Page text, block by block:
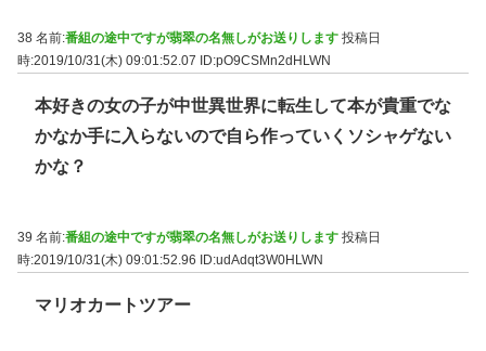
38 名前:番組の途中ですが翡翠の名無しがお送りします 投稿日
時:2019/10/31(木) 09:01:52.07 ID:pO9CSMn2dHLWN
本好きの女の子が中世異世界に転生して本が貴重でな
かなか手に入らないので自ら作っていくソシャゲない
かな？
39 名前:番組の途中ですが翡翠の名無しがお送りします 投稿日
時:2019/10/31(木) 09:01:52.96
ID:udAdqt3W0HLWN
マリオカートツアー